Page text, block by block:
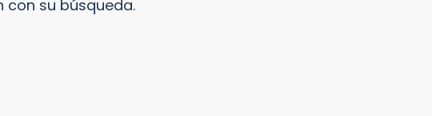
con su búsqueda.